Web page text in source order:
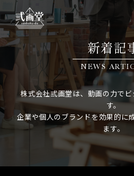
新着記
NEWS
株式会社弎画堂は、動画の力で
す。
企業や個人のブランドを効果的に
ます。